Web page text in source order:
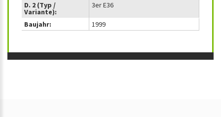
D. 2 (Typ /
Variante):
3er E36
Baujahr: 1999